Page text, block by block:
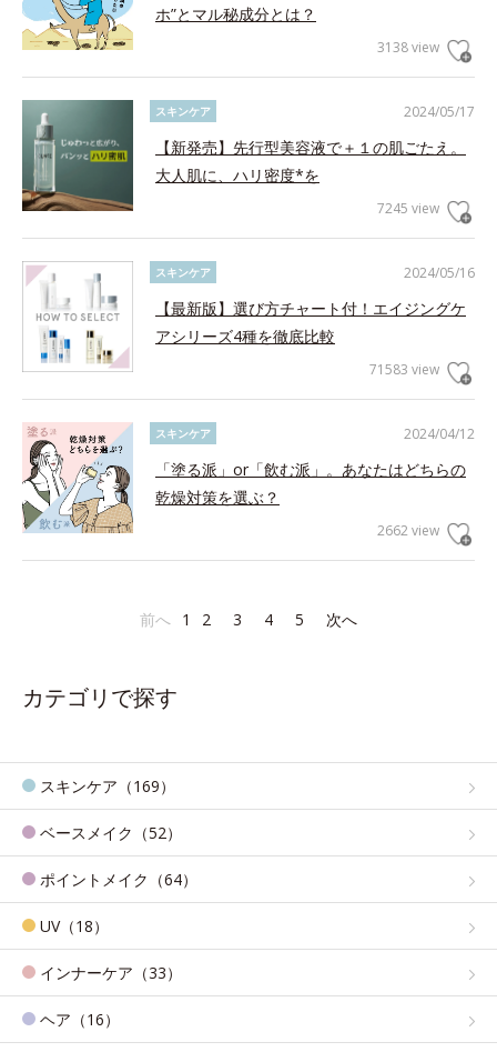
ホ”とマル秘成分とは？
3138 view
2024/05/17
スキンケア
【新発売】先行型美容液で＋１の肌ごたえ。
大人肌に、ハリ密度*を
7245 view
2024/05/16
スキンケア
【最新版】選び方チャート付！エイジングケ
アシリーズ4種を徹底比較
71583 view
2024/04/12
スキンケア
「塗る派」or「飲む派」。あなたはどちらの
乾燥対策を選ぶ？
2662 view
前へ 1 2 3 4 5 次へ
カテゴリで探す
スキンケア（169）
ベースメイク（52）
ポイントメイク（64）
UV（18）
インナーケア（33）
ヘア（16）